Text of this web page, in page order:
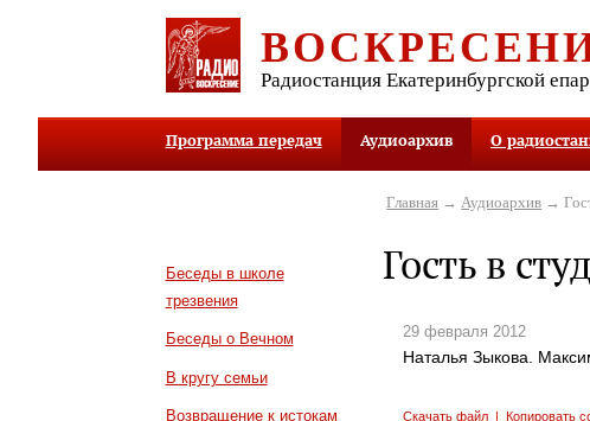
Радиостанция Екатеринбургской
Программа передач Аудиоархив О
Беседы в школе
трезвения
Беседы о Вечном
В кругу семьи
Возвращение к истокам
Главная → Аудиоархив →
Гость в
29 февраля 2012
Наталья Зыкова.
Скачать файл| Копировать